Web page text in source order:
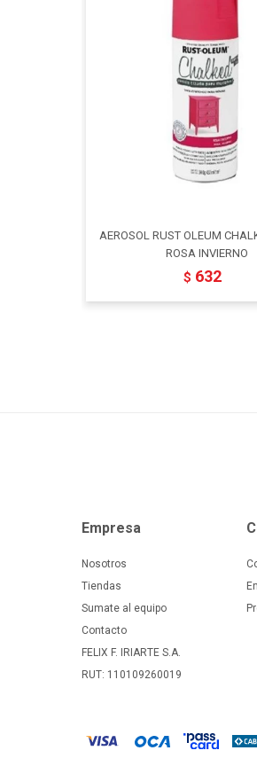
AEROSOL RUST OLEUM
ROSA INVIERNO
$ 632
Empresa
Nosotros
Tiendas
Sumate al equipo
Contacto
FELIX F. IRIARTE S.A.
RUT: 110109260019